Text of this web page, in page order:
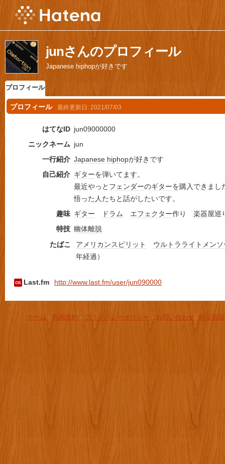
junさんのプロフィール
Japanese hiphopが好きです
プロフィール
プロフィール 最終更新日: 2021/07/03
はてなID jun09000000
ニックネーム jun
一行紹介 Japanese hiphopが好きです
自己紹介 ギターを弾いてます。
最近やっと フェンダーのギターを購入できまし
悟った人たちと話がしたいです。
趣味 ギター ドラム エフェクター作り 楽器屋巡
特技 幽体離脱
たばこ
アメリカンスピリット ウルトラライト メン
年経過）
Last.fm http://www.last.fm/user/jun090000
ホーム - 利用規約 - プライバシーポリシー - お問い合わせ- 特定商